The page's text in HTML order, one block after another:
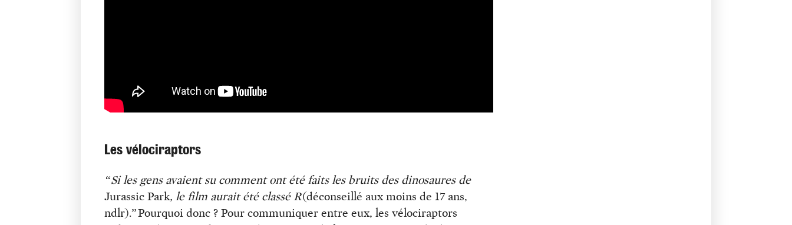
Les vélociraptors
“Si les gens avaient su comment ont été faits les bruits des dinosaures de
Jurassic Park, le film aurait été classé R(déconseillé aux moins de 17 ans,
ndlr).” Pourquoi donc ? Pour communiquer entre eux, les vélociraptors